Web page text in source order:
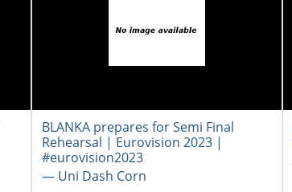
BLANKA prepares for Semi Final
Rehearsal | Eurovision 2023 |
#eurovision2023
― Uni Dash Corn